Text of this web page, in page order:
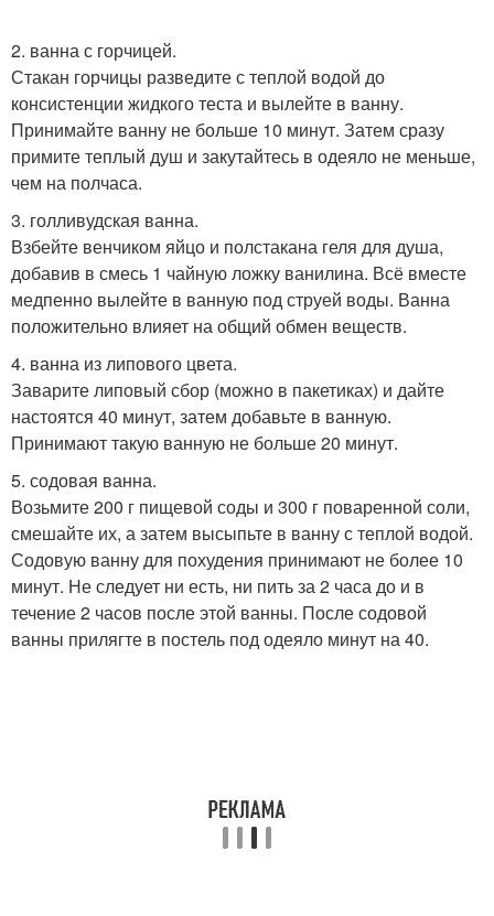
2. ванна с горчицей.
Стакан горчицы разведите с теплой водой до
консистенции жидкого теста и вылейте в ванну.
Принимайте ванну не больше 10 минут. Затем сразу
примите теплый душ и закутайтесь в одеяло не меньше,
чем на полчаса.
3. голливудская ванна.
Взбейте венчиком яйцо и полстакана геля для душа,
добавив в смесь 1 чайную ложку ванилина. Всё вместе
медпенно вылейте в ванную под струей воды. Ванна
положительно влияет на общий обмен веществ.
4. ванна из липового цвета.
Заварите липовый сбор (можно в пакетиках) и дайте
настоятся 40 минут, затем добавьте в ванную.
Принимают такую ванную не больше 20 минут.
5. содовая ванна.
Возьмите 200 г пищевой соды и 300 г поваренной соли,
смешайте их, а затем высыпьте в ванну с теплой водой.
Содовую ванну для похудения принимают не более 10
минут. Не следует ни есть, ни пить за 2 часа до и в
течение 2 часов после этой ванны. После содовой
ванны прилягте в постель под одеяло минут на 40.